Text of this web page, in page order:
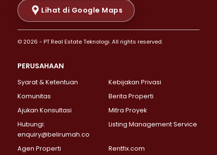
Properti Dijual di Kramat >
Properti Dijual di Pasar Baru >
Properti Dijual di Bendungan Hilir >
Properti Dijual di Jakarta Selatan >
Properti Dijual di Lebak Bulus >
Properti Dijual di Gandaria Selatan >
Properti Dijual di Pondok Labu >
Properti Dijual di Lenteng Agung >
Properti Dijual di Senayan >
Properti Dijual di Pondok Pinang >
Lihat di Google Maps
© 2026 - PT Real Estate Teknologi. All rights reserved.
PERUSAHAAN
Syarat & Ketentuan
Kebijakan Privasi
Komunitas
Berita Properti
Ajukan Konsultasi
Mitra Proyek
Hubungi:
enquiry@belirumah.co
Listing Management Service
Agen Properti Rentfix.com